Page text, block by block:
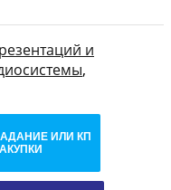
и
,
ИЛИ КП